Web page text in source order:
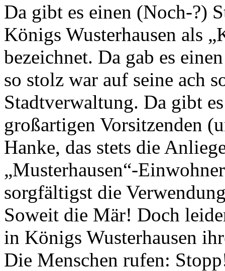
Da gibt es einen (Noch-?)
Königs Wusterhausen als
bezeichnet. Da gab es
so stolz war auf seine ach
Stadtverwaltung. Da gibt
großartigen Vorsitzenden
Hanke, das stets die
„Musterhausen“-
sorgfältigst die
Soweit die Mär! Doch
in Königs Wusterhausen
Die Menschen rufen: